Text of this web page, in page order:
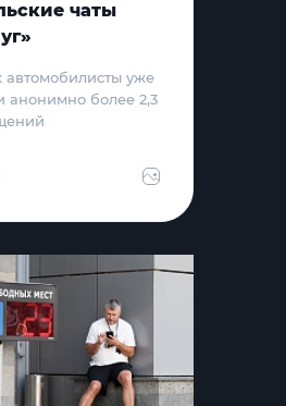
чаты
автомобилисты уже
анонимно более 2,3